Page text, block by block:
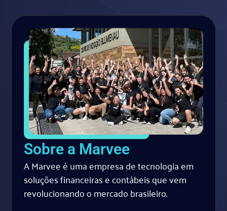
Sobre a Marvee
A Marvee é uma empresa de tecnologia em
soluções financeiras e contábeis que vem
revolucionando o mercado brasileiro.